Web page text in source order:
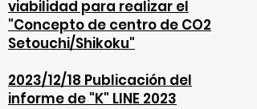
viabilidad para realizar el
"Concepto de centro de CO2
Setouchi/Shikoku"
2023/12/18 Publicación del
informe de "K" LINE 2023